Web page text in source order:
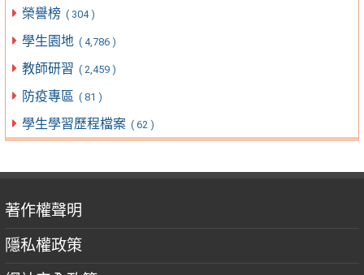
榮譽榜 ( 304 )
學生園地 ( 4,786 )
教師研習 ( 2,459 )
防疫專區 ( 81 )
學生學習歷程檔案 ( 62 )
著作權聲明
隱私權政策